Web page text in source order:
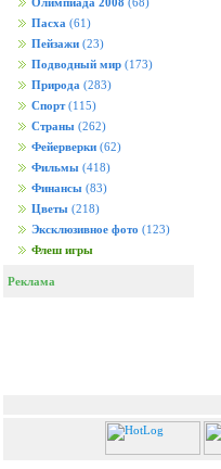
Олимпиада 2008 (68)
Пасха (61)
Пейзажи (23)
Подводный мир (173)
Природа (283)
Спорт (115)
Страны (262)
Фейерверки (62)
Фильмы (418)
Финансы (83)
Цветы (218)
Эксклюзивное фото (123)
Флеш игры
Реклама